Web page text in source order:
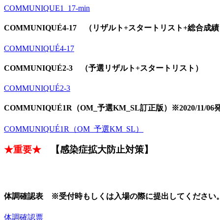
COMMUNIQUE1_17-min
COMMUNIQUÉ4-17 （リザルト+スタートリスト+総合成績
COMMUNIQUÉ4-17
COMMUNIQUÉ2-3 （予選リザルト+スタートリスト）
COMMUNIQUÉ2-3
COMMUNIQUÉ1R（OM_予選KM_SL訂正版）※2020/11/06
COMMUNIQUÉ1R（OM_予選KM_SL）
★重要★ 【感染症拡大防止対策】
体調確認表 ※受付時もしくは入場の際に提出してください。
体調確認票